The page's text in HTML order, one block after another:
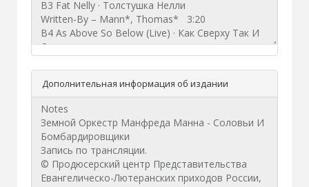
Дополнительная информация об издании